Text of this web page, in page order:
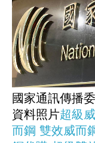
國家通訊傳播
資料照片超級
而鋼 雙效威而